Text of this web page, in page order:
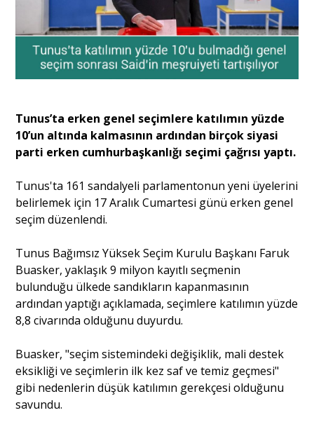
Dünya
Yorum - Analiz
Yazı Dizisi
Portre
Eğitim
Dosya Haber
Ankara Analiz
Tunus’ta erken genel seçimlere katılımın yüzde
10’un altında kalmasının ardından birçok siyasi
parti erken cumhurbaşkanlığı seçimi çağrısı yaptı.
Tunus'ta 161 sandalyeli parlamentonun yeni üyelerini
belirlemek için 17 Aralık Cumartesi günü erken genel
seçim düzenlendi.
Tunus Bağımsız Yüksek Seçim Kurulu Başkanı Faruk
Buasker, yaklaşık 9 milyon kayıtlı seçmenin
bulunduğu ülkede sandıkların kapanmasının
ardından yaptığı açıklamada, seçimlere katılımın yüzde
8,8 civarında olduğunu duyurdu.
Buasker, "seçim sistemindeki değişiklik, mali destek
eksikliği ve seçimlerin ilk kez saf ve temiz geçmesi"
gibi nedenlerin düşük katılımın gerekçesi olduğunu
savundu.